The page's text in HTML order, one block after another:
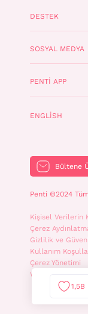
1,5B
DESTEK
SOSYAL MEDYA
PENTI APP
ENGLISH
Bültene
Penti ©2024
Kişisel Verilerin
Çerez
Gizlilik ve
Kullanım
Çerez Yönetimi
WhatsApp